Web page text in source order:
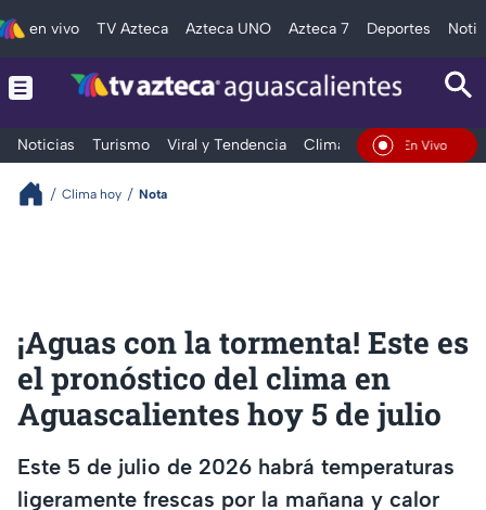
en vivo TV Azteca Azteca UNO Azteca 7 Deportes
Noticias Turismo Viral y Tendencia Clima Deportes
En Vivo
Clima hoy Nota
¡Aguas con la tormenta! Este es
el pronóstico del clima en
Aguascalientes hoy 5 de julio
Este 5 de julio de 2026 habrá temperaturas
ligeramente frescas por la mañana y calor